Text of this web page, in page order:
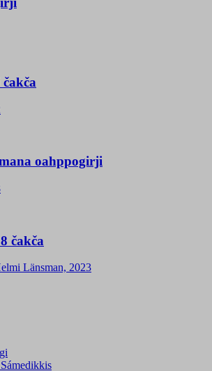
oahppogirji
čakča
Länsman, 2023